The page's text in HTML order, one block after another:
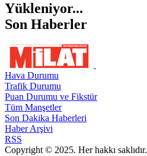
Yükleniyor...
Son Haberler
Hava Durumu
Trafik Durumu
Puan Durumu ve Fikstür
Tüm Manşetler
Son Dakika Haberleri
Haber Arşivi
RSS
Copyright © 2025. Her hakkı saklıdır.